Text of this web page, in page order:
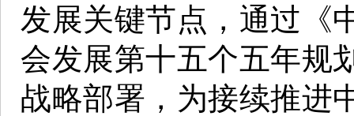
发展关键节点，通过《
会发展第十五个五年规
战略部署，为接续推进